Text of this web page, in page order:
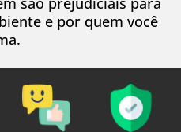
e por quem você